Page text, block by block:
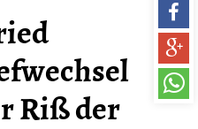
Riß der